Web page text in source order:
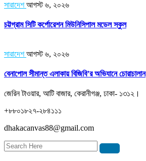
সারাদেশ আগস্ট ৬, ২০২৬
চট্টগ্রাম সিটি কর্পোরেশন মিউনিসিপাল মডেল স্কুল
সারাদেশ আগস্ট ৬, ২০২৬
বেনাপোল সীমান্ত এলাকায় বিজিবি’র অভিযানে চোরাচালান
জেরিন টাওয়ার, আটি বাজার, কেরানীগঞ্জ, ঢাকা- ১৩১২।
+৮৮০১৮২৭-২৮৪১১১
dhakacanvas88@gmail.com